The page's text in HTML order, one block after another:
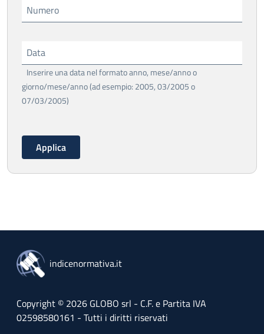
Numero
Data
Inserire una data nel formato anno, mese/anno o
giorno/mese/anno (ad esempio: 2005, 03/2005 o
07/03/2005)
indicenormativa.it
Copyright © 2026 GLOBO srl - C.F. e Partita IVA
02598580161 - Tutti i diritti riservati